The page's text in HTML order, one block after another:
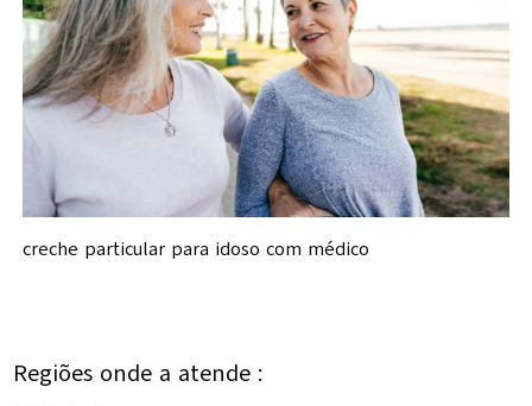
creche particular para idoso com médico
Regiões onde a atende :